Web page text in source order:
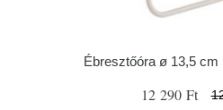
Ébresztőóra ø 13,5
12 290 Ft